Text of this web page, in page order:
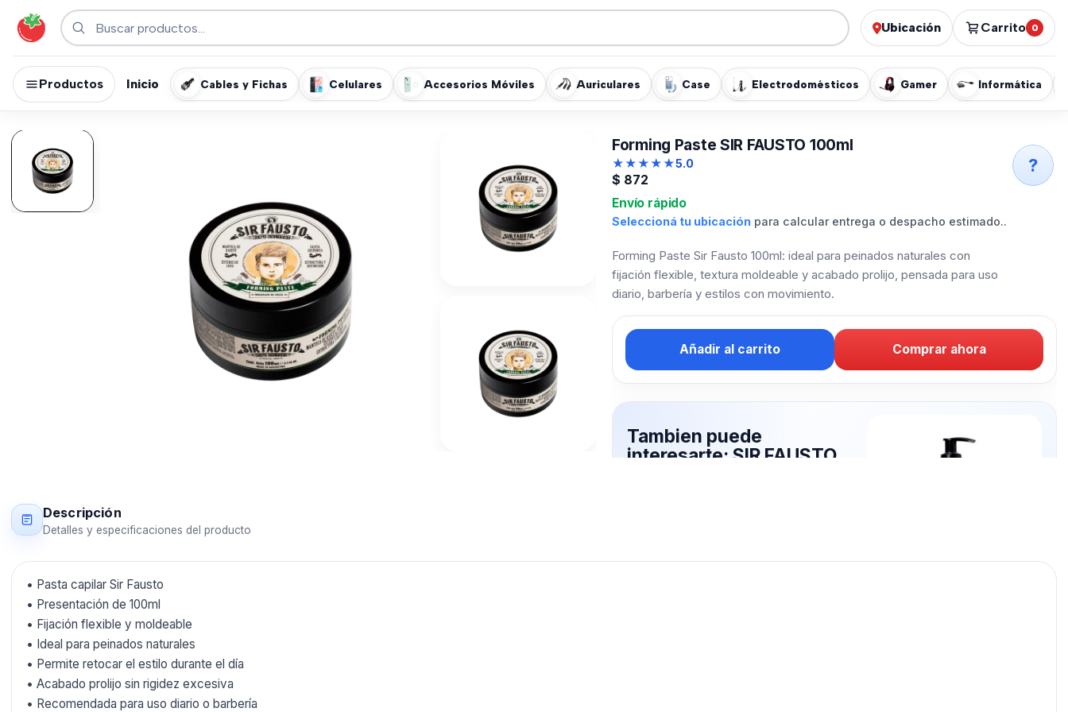
Ubicación Carrito 0
Productos Inicio Cables y Fichas Celulares Accesorios Móviles Auriculares Case Electrodomésticos Gamer Informática
Forming Paste SIR FAUSTO 100ml
★★★★★5.0
$ 872
Envío rápido
Seleccioná tu ubicación para calcular entrega o despacho estimado..
Forming Paste Sir Fausto 100ml: ideal para peinados naturales con
fijación flexible, textura moldeable y acabado prolijo, pensada para uso
diario, barbería y estilos con movimiento.
Añadir al carrito Comprar ahora
Tambien puede
interesarte: SIR FAUSTO
Descripción
Detalles y especificaciones del producto
• Pasta capilar Sir Fausto
• Presentación de 100ml
• Fijación flexible y moldeable
• Ideal para peinados naturales
• Permite retocar el estilo durante el día
• Acabado prolijo sin rigidez excesiva
• Recomendada para uso diario o barbería
?